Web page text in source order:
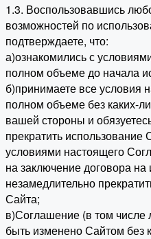
1.3. Воспользовавшись
возможностей по
подтверждаете, что:
а)ознакомились с
полном объеме до начала
б)принимаете все условия
полном объеме без каких-
вашей стороны и
прекратить
условиями настоящего
на заключение договора
незамедлительно
Сайта;
в)Соглашение (в том числе
быть изменено Сайтом без